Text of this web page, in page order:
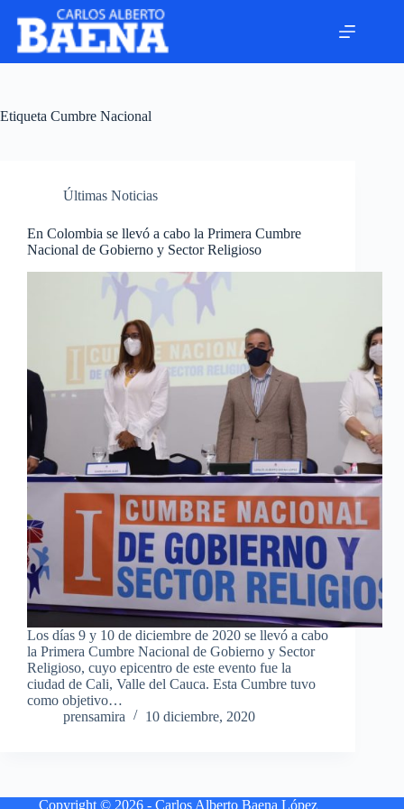
Etiqueta Cumbre Nacional
Últimas Noticias
En Colombia se llevó a cabo la Primera Cumbre
Nacional de Gobierno y Sector Religioso
Los días 9 y 10 de diciembre de 2020 se llevó a cabo
la Primera Cumbre Nacional de Gobierno y Sector
Religioso, cuyo epicentro de este evento fue la
ciudad de Cali, Valle del Cauca. Esta Cumbre tuvo
como objetivo…
prensamira
10 diciembre, 2020
Copyright © 2026 - Carlos Alberto Baena López